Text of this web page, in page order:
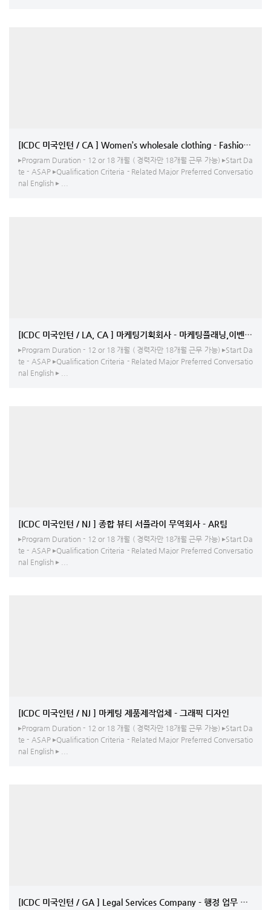
[ICDC 미국인턴 / CA ] Women’s wholesale clothing - Fashion
▸Program Duration - 12 or 18 개월 ( 경력자만 18개월 근무 가능) ▸Start Da
te - ASAP ▸Qualification Criteria - Related Major Preferred Conversatio
nal English ▸ ...
[ICDC 미국인턴 / LA, CA ] 마케팅기획회사 - 마케팅플래닝,이벤트코디
▸Program Duration - 12 or 18 개월 ( 경력자만 18개월 근무 가능) ▸Start Da
te - ASAP ▸Qualification Criteria - Related Major Preferred Conversatio
nal English ▸ ...
[ICDC 미국인턴 / NJ ] 종합 뷰티 서플라이 무역회사 - AR팀
▸Program Duration - 12 or 18 개월 ( 경력자만 18개월 근무 가능) ▸Start Da
te - ASAP ▸Qualification Criteria - Related Major Preferred Conversatio
nal English ▸ ...
[ICDC 미국인턴 / NJ ] 마케팅 제품제작업체 - 그래픽 디자인
▸Program Duration - 12 or 18 개월 ( 경력자만 18개월 근무 가능) ▸Start Da
te - ASAP ▸Qualification Criteria - Related Major Preferred Conversatio
nal English ▸ ...
[ICDC 미국인턴 / GA ] Legal Services